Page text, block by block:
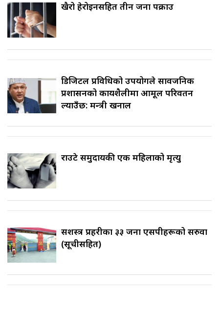
खैरो हेरोइनसहित तीन जना पक्राउ
डिजिटल प्रविधिको उपयोगले सार्वजनिक
प्रशासनको कार्यशैलीमा आमूल परिवर्तन
ल्याउँछ: मन्त्री खनाल
राउटे समुदायकी एक महिलाको मृत्यु
सशस्त्र प्रहरीका ३३ जना एसपीहरूको सरुवा
(सूचीसहित)